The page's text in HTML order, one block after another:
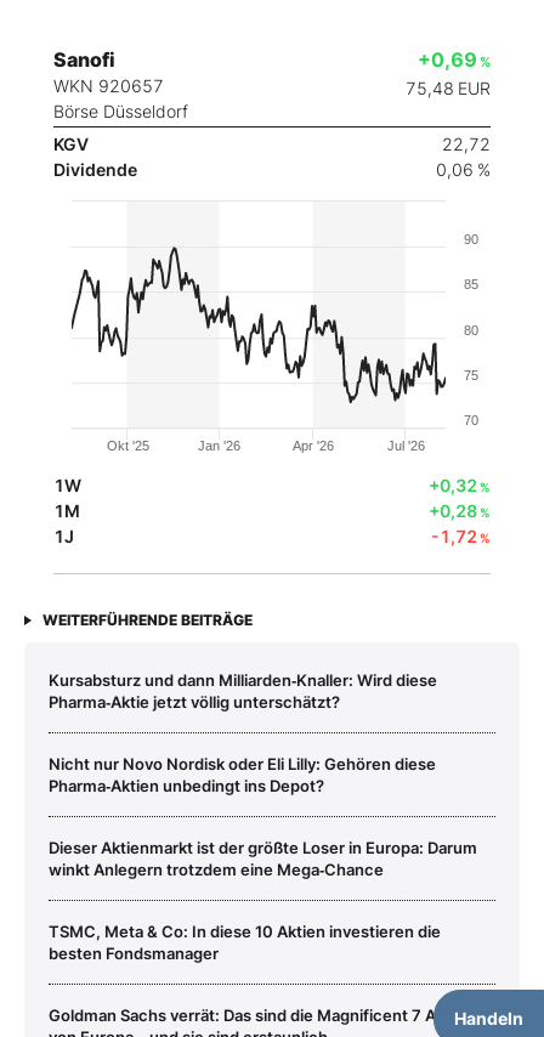
Sanofi
WKN 920657
Börse Düsseldorf
+0,69 %
75,48 EUR
KGV
22,72
Dividende
0,06 %
Handeln
Okt '25 Jan '26 Apr '26 Jul '26
70
75
80
85
90
1W +0,32%
1M +0,28%
1J -1,72%
WEITERFÜHRENDE BEITRÄGE
Kursabsturz und dann Milliarden‑Knaller: Wird diese
Pharma‑Aktie jetzt völlig unterschätzt?
Nicht nur Novo Nordisk oder Eli Lilly: Gehören diese
Pharma‑Aktien unbedingt ins Depot?
Dieser Aktienmarkt ist der größte Loser in Europa: Darum
winkt Anlegern trotzdem eine Mega‑Chance
TSMC, Meta & Co: In diese 10 Aktien investieren die
besten Fondsmanager
Goldman Sachs verrät: Das sind die Magnificent 7 Aktien